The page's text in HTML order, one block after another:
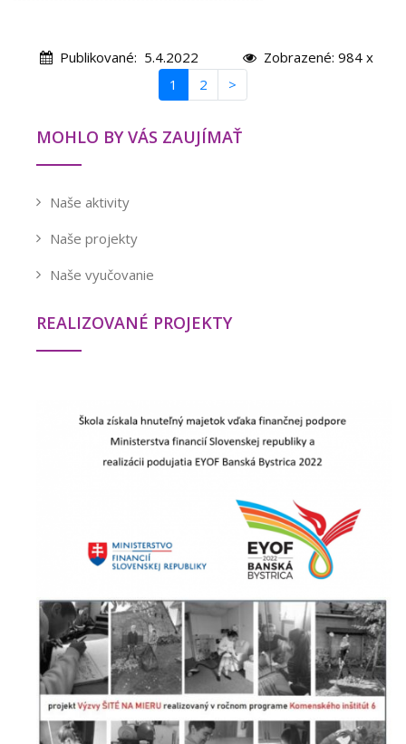
Publikované: 5.4.2022
Zobrazené: 984 x
1
2 >
MOHLO BY VÁS ZAUJÍMAŤ
Naše aktivity
Naše projekty
Naše vyučovanie
REALIZOVANÉ PROJEKTY